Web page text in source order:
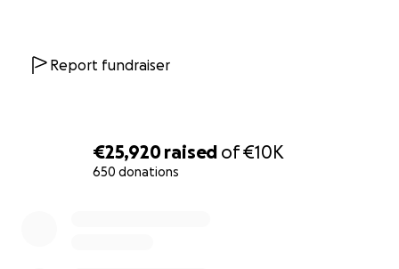
€25,920raised of€10K
650 donations
Report fundraiser